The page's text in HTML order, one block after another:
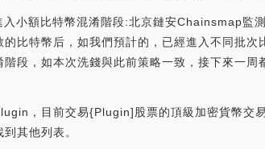
小額比特幣混淆階段:北京鏈安Chainsmap監
比特幣后，如我們預計的，已經進入不同批
段，如本次洗錢與此前策略一致，接下來一
，目前交易{Plugin]股票的頂級加密貨幣
其他列表。